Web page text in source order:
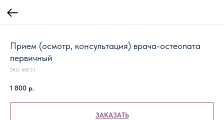
Прием (осмотр, консультация) врача-остеопата
первичный
SKU: М8.5.1
1 800 р.
ЗАКАЗАТЬ